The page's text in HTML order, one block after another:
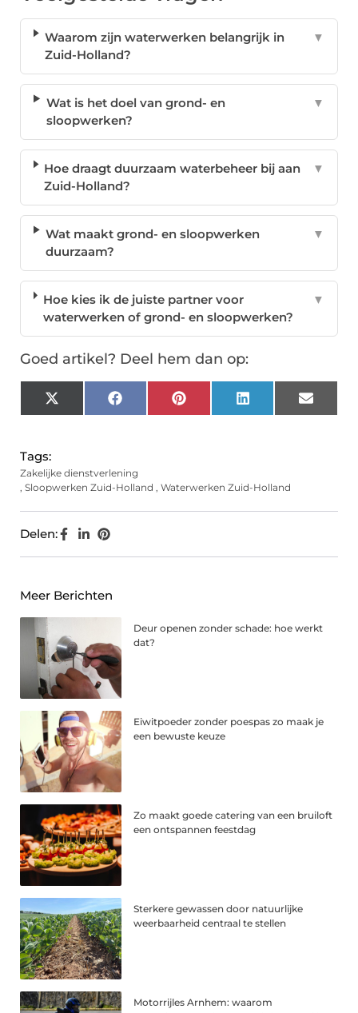
Waarom zijn waterwerken belangrijk in
Zuid-Holland?
▼
Wat is het doel van grond- en
sloopwerken?
▼
Hoe draagt duurzaam waterbeheer bij aan
Zuid-Holland?
▼
Wat maakt grond- en sloopwerken
duurzaam?
▼
Hoe kies ik de juiste partner voor
waterwerken of grond- en sloopwerken?
▼
Goed artikel? Deel hem dan op:
X
(Twitter)
FacebookPinterest LinkedIn Email
Tags:
Zakelijke dienstverlening
, Sloopwerken Zuid-Holland , Waterwerken Zuid-Holland
Delen:
Meer Berichten
Deur openen zonder schade: hoe werkt
dat?
Eiwitpoeder zonder poespas zo maak je
een bewuste keuze
Zo maakt goede catering van een bruiloft
een ontspannen feestdag
Sterkere gewassen door natuurlijke
weerbaarheid centraal te stellen
Motorrijles Arnhem: waarom